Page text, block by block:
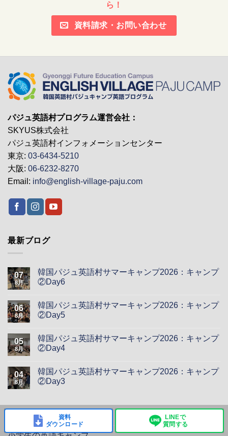
資料
ダウンロード
LINEで
質問する
ら！
資料請求・お問い合わせ
パジュ英語村プログラム運営会社：
SKYUS株式会社
パジュ英語村インフォメーションセンター
東京: 03-6434-5210
大阪: 06-6232-8270
Email: info@english-village-paju.com
最新ブログ
07
8月
韓国パジュ英語村サマーキャンプ2026：キャンプ
②Day6
06
8月
韓国パジュ英語村サマーキャンプ2026：キャンプ
②Day5
05
8月
韓国パジュ英語村サマーキャンプ2026：キャンプ
②Day4
04
8月
韓国パジュ英語村サマーキャンプ2026：キャンプ
②Day3
パジュ英語村について